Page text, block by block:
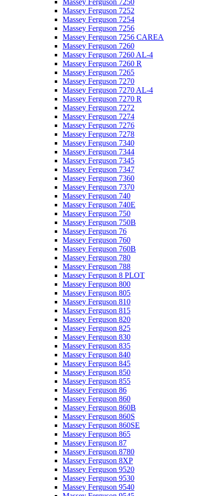
Massey Ferguson 7250
Massey Ferguson 7252
Massey Ferguson 7254
Massey Ferguson 7256
Massey Ferguson 7256 CAREA
Massey Ferguson 7260
Massey Ferguson 7260 AL-4
Massey Ferguson 7260 R
Massey Ferguson 7265
Massey Ferguson 7270
Massey Ferguson 7270 AL-4
Massey Ferguson 7270 R
Massey Ferguson 7272
Massey Ferguson 7274
Massey Ferguson 7276
Massey Ferguson 7278
Massey Ferguson 7340
Massey Ferguson 7344
Massey Ferguson 7345
Massey Ferguson 7347
Massey Ferguson 7360
Massey Ferguson 7370
Massey Ferguson 740
Massey Ferguson 740E
Massey Ferguson 750
Massey Ferguson 750B
Massey Ferguson 76
Massey Ferguson 760
Massey Ferguson 760B
Massey Ferguson 780
Massey Ferguson 788
Massey Ferguson 8 PLOT
Massey Ferguson 800
Massey Ferguson 805
Massey Ferguson 810
Massey Ferguson 815
Massey Ferguson 820
Massey Ferguson 825
Massey Ferguson 830
Massey Ferguson 835
Massey Ferguson 840
Massey Ferguson 845
Massey Ferguson 850
Massey Ferguson 855
Massey Ferguson 86
Massey Ferguson 860
Massey Ferguson 860B
Massey Ferguson 860S
Massey Ferguson 860SE
Massey Ferguson 865
Massey Ferguson 87
Massey Ferguson 8780
Massey Ferguson 8XP
Massey Ferguson 9520
Massey Ferguson 9530
Massey Ferguson 9540